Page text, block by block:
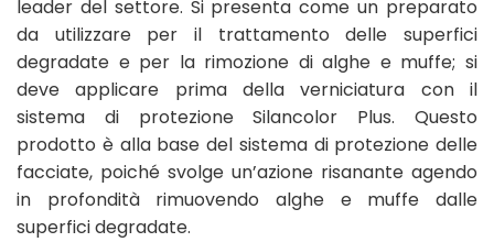
leader del settore. Si presenta come un preparato
da utilizzare per il trattamento delle superfici
degradate e per la rimozione di alghe e muffe; si
deve applicare prima della verniciatura con il
sistema di protezione Silancolor Plus. Questo
prodotto è alla base del sistema di protezione delle
facciate, poiché svolge un’azione risanante agendo
in profondità rimuovendo alghe e muffe dalle
superfici degradate.